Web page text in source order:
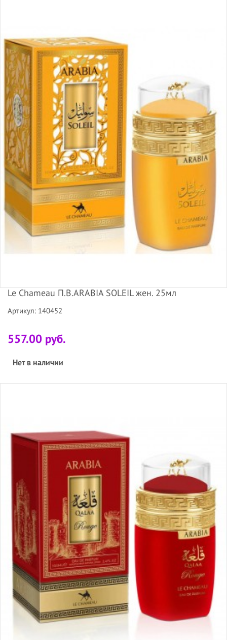
Le Chameau П.В.ARABIA SOLEIL жен. 25мл
Артикул: 140452
557.00 руб.
Нет в наличии